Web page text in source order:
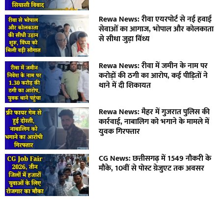
Rewa News: रीवा एयरपोर्ट से नई हवाई
सेवाओं का आगाज, भोपाल और कोलकाता
से सीधा जुड़ा विंध्य
Rewa News: रीवा में जमीन के नाम पर
करोड़ों की ठगी का आरोप, कई पीड़ितों ने
थाने में दी शिकायत
Rewa News: मैहर में गुजरात पुलिस की
कार्रवाई, नाबालिग को भगाने के मामले में
युवक गिरफ्तार
CG News: छत्तीसगढ़ में 1549 नौकरी के
मौके, 10वीं से पोस्ट ग्रेजुएट तक अवसर